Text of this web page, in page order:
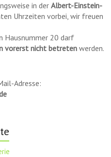
in derAlbert-Einstein-
Uhrzeiten vorbei, wir freuen
Hausnummer 20 darf
vorerst nicht betreten werden.
Adresse: